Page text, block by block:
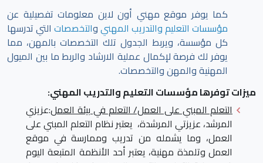
كما يوفر موقع مهني أون لاين معلومات تفصيلية عن
مؤسسات التعليم والتدريب المهنيوالتخصصات التي تدرسها
كل مؤسسة، ويربط الجدول تلك التخصصات بالمهن، مما
يوفر لك فرصة لإكمال عملية الارشاد والربط ما بين الميول
المهنية والمهن والتخصصات.
ميزات توفرها مؤسسات التعليم والتدريب المهني:
التعلم المبني على العمل/ التعلم في بيئة العمل:عزيزي
المرشد، عزيزتي المرشدة، يعتبر نظام التعلم المبني على
العمل، وما يشمله من تدريب وممارسة في موقع
العمل وتلمذة مهنية، يعتبر أحد الأنظمة المتبعة اليوم